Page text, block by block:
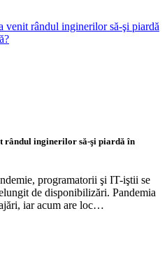
rândul inginerilor să-şi piardă în
programatorii şi IT-iştii se
de disponibilizări. Pandemia
iar acum are loc…